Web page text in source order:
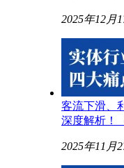
2025年12月
客流下滑、
深度解析！
2025年11月